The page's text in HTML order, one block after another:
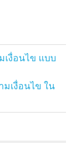
เงื่อนไข แบบ
มเงื่อนไข ใน